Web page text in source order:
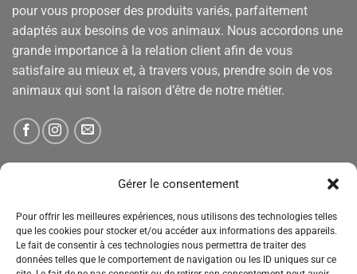
Gérer le consentement
Pour offrir les meilleures expériences, nous utilisons des technologies telles
que les cookies pour stocker et/ou accéder aux informations des appareils.
Le fait de consentir à ces technologies nous permettra de traiter des
données telles que le comportement de navigation ou les ID uniques sur ce
pour vous proposer des produits variés, parfaitement
adaptés aux besoins de vos animaux. Nous accordons une
grande importance à la relation client afin de vous
satisfaire au mieux et, à travers vous, prendre soin de vos
animaux qui sont la raison d’être de notre métier.
Tenez-vous informé des nouveautés, des offres spéciales
et des remises.